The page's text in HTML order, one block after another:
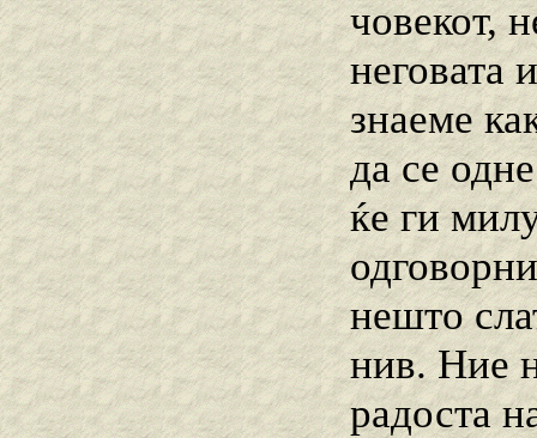
човекот,
неговата
знаеме
да се
ќе ги
нешто
нив. Ние
радоста